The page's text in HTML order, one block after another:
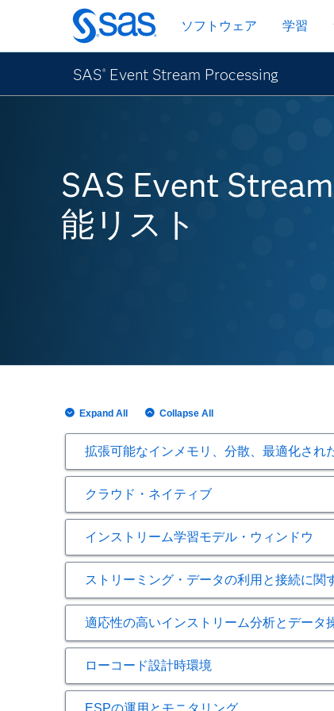
Skip
to
main
content
ソフトウェア 学習
SAS® Event Stream Processing
SAS Event
能リスト
Expand All Collapse All
拡張可能なインメモリ、分散、最適化され
拡張可能なインメモリ、分
個々のSAS Event Stream Processingプ
ニタリングおよび記録し、イベント利
維持および集約されるデータはメモリ
分散型グリッド・アーキテクチャ、
ダー（AzureおよびAWSサポート）を活用
柔軟なスレッドプール・サイズ調整機
クラウド・ネイティブ
クラウド・ネイティブ
抑えながら展開できるだけでなく、
SAS Event Stream Processingの新しい
ックまたはプライベートのクラウドに
KafkaまたはネイティブSDKサポート
Edge統合は、SAS Event Stream
インストリーム学習モデル・ウィンドウ
インストリーム学習モデル
モデル・ウィンドウには以下が含まれま
学習（Train） – 高度な分析モデルを
スコア – スコア出力を生成するため
トレーニングとスコアリングの両方
ストリーミング・データの利用と接続に関
ストリーミング・データの
タ・コネクタ
読み取りと書き込み（パブリッシュとサ
適応性の高いインストリーム分析とデータ
適応性の高いインストリー
ローコード設計時環境
ローコード設計時環境
ESPの運用とモニタリング